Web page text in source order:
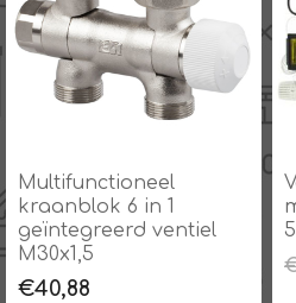
Multifunctioneel
kraanblok 6 in 1
geïntegreerd ventiel
M30x1,5
€40,88